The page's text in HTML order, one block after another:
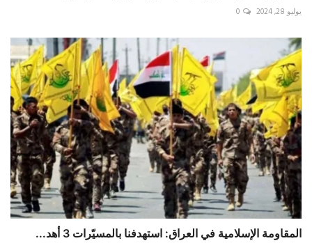
يوليو 28, 2024 0
المقاومة الإسلامية في العراق: استهدفنا بالمسيّرات 3 أهد...